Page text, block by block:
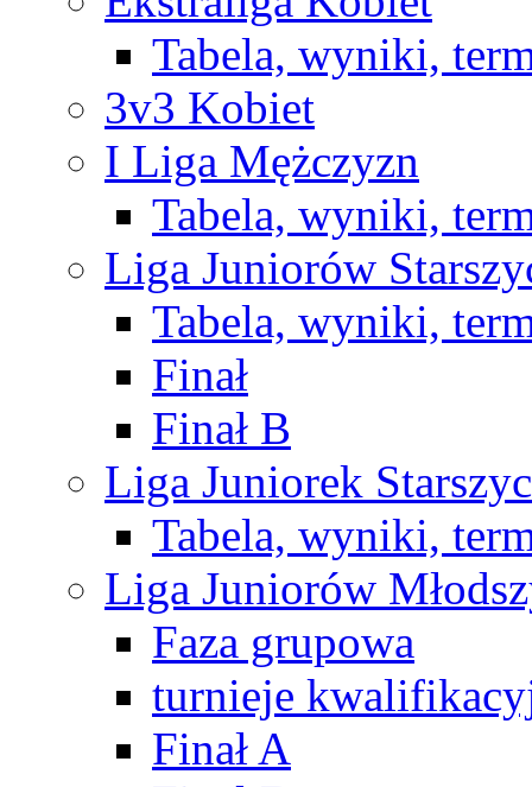
Tabela, wyniki,
3v3 Kobiet
I Liga Mężczyzn
Tabela, wyniki,
Liga Juniorów
Tabela, wyniki,
Finał
Finał B
Liga Juniorek
Tabela, wyniki,
Liga Juniorów
Faza grupowa
turnieje
Finał A